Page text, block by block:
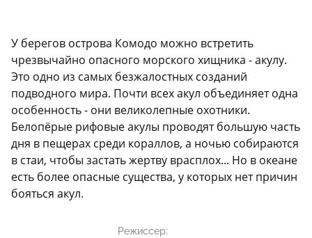
У берегов острова Комодо можно встретить
чрезвычайно опасного морского хищника - акулу.
Это одно из самых безжалостных созданий
подводного мира. Почти всех акул объединяет одна
особенность - они великолепные охотники.
Белопёрые рифовые акулы проводят большую часть
дня в пещерах среди кораллов, а ночью собираются
в стаи, чтобы застать жертву врасплох... Но в океане
есть более опасные существа, у которых нет причин
бояться акул.
Режиссер: